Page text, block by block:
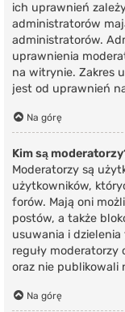
ich uprawnień
administratorów
administratorów.
uprawnienia
na witrynie. Zakres
jest od uprawnień
Na górę
Kim są
Moderatorzy są
użytkowników,
forów. Mają oni
postów, a także
usuwania i
reguły
oraz nie publikowali
Na górę